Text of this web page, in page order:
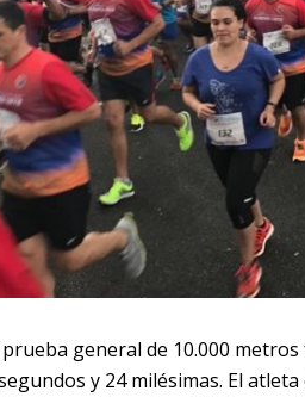
general de 10.000
y 24 milésimas. El